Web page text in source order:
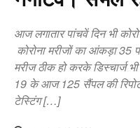
आज लगातार पांचवें दिन भी
कोरोना मरीजों का आंकड़ा
मरीज ठीक हो करके डिस्चार्ज
19 के आज 125 सैंपल की
टेस्टिंग […]